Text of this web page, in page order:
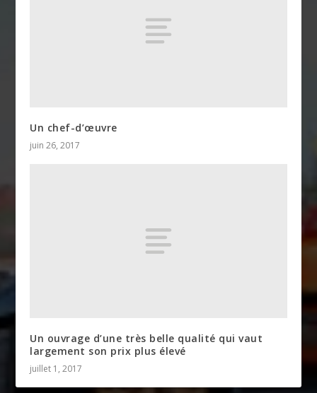
Un chef-d’œuvre
juin 26, 2017
Un ouvrage d’une très belle qualité qui vaut
largement son prix plus élevé
juillet 1, 2017